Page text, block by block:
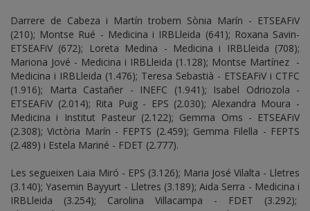
Darrere de Cabeza i Martín trobem Sònia Marín - ETSEAFiV
(210); Montse Rué - Medicina i IRBLleida (641); Roxana Savin-
ETSEAFiV (672); Loreta Medina - Medicina i IRBLleida (708);
Mariona Jové - Medicina i IRBLleida (1.128); Montse Martínez -
Medicina i IRBLleida (1.476); Teresa Sebastià - ETSEAFiV i CTFC
(1.916); Marta Castañer - INEFC (1.941); Isabel Odriozola -
ETSEAFiV (2.014); Rita Puig - EPS (2.030); Alexandra Moura -
Medicina i Institut Pasteur (2.122); Gemma Oms - ETSEAFiV
(2.308); Victòria Marín - FEPTS (2.459); Gemma Filella - FEPTS
(2.489) i Estela Mariné - FDET (2.777).
Les segueixen Laia Miró - EPS (3.126); Maria José Vilalta - Lletres
(3.140); Yasemin Bayyurt - Lletres (3.189); Aida Serra - Medicina i
IRBLleida (3.254); Carolina Villacampa - FDET (3.292);